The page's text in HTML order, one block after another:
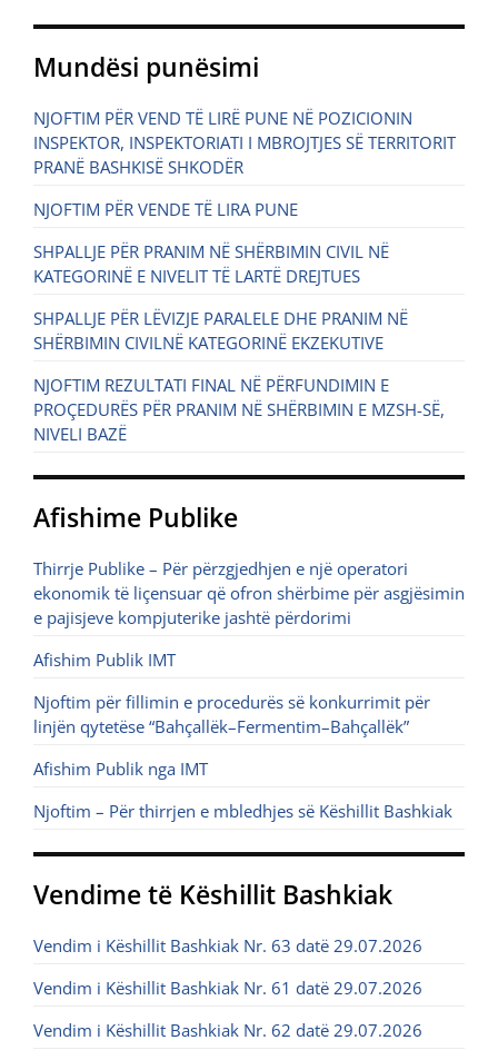
Mundësi punësimi
NJOFTIM PËR VEND TË LIRË PUNE NË POZICIONIN
INSPEKTOR, INSPEKTORIATI I MBROJTJES SË TERRITORIT
PRANË BASHKISË SHKODËR
NJOFTIM PËR VENDE TË LIRA PUNE
SHPALLJE PËR PRANIM NË SHËRBIMIN CIVIL NË
KATEGORINË E NIVELIT TË LARTË DREJTUES
SHPALLJE PËR LËVIZJE PARALELE DHE PRANIM NË
SHËRBIMIN CIVILNË KATEGORINË EKZEKUTIVE
NJOFTIM REZULTATI FINAL NË PËRFUNDIMIN E
PROÇEDURËS PËR PRANIM NË SHËRBIMIN E MZSH-SË,
NIVELI BAZË
Afishime Publike
Thirrje Publike – Për përzgjedhjen e një operatori
ekonomik të liçensuar që ofron shërbime për asgjësimin
e pajisjeve kompjuterike jashtë përdorimi
Afishim Publik IMT
Njoftim për fillimin e procedurës së konkurrimit për
linjën qytetëse “Bahçallëk–Fermentim–Bahçallëk”
Afishim Publik nga IMT
Njoftim – Për thirrjen e mbledhjes së Këshillit Bashkiak
Vendime të Këshillit Bashkiak
Vendim i Këshillit Bashkiak Nr. 63 datë 29.07.2026
Vendim i Këshillit Bashkiak Nr. 61 datë 29.07.2026
Vendim i Këshillit Bashkiak Nr. 62 datë 29.07.2026